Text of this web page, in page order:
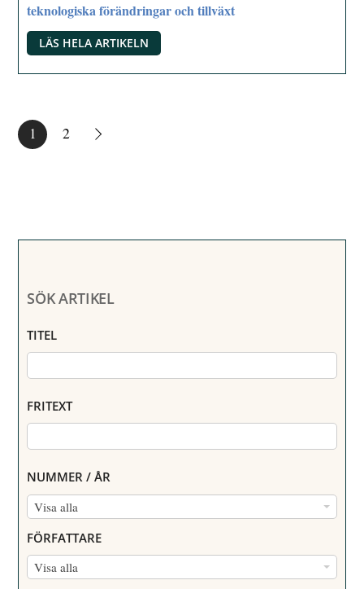
teknologiska förändringar och tillväxt
LÄS HELA ARTIKELN
1 2
SÖK ARTIKEL
TITEL
FRITEXT
NUMMER / ÅR
Visa alla
N
M
M
FÖRFATTARE
Visa alla